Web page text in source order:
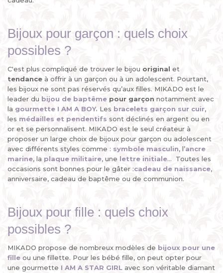
Bijoux pour garçon : quels choix
possibles ?
C'est plus compliqué de trouver le bijou original et
tendance à offrir à un garçon ou à un adolescent. Pourtant,
les bijoux ne sont pas réservés qu’aux filles. MIKADO est le
leader du bijou de baptême pour garçon notamment avec
la gourmette I AM A BOY. Les bracelets garçon sur cuir,
les médailles et pendentifs sont déclinés en argent ou en
or et se personnalisent. MIKADO est le seul créateur à
proposer un large choix de bijoux pour garçon ou adolescent
avec différents styles comme : symbole masculin, l’ancre
marine, la plaque militaire, une lettre initiale... Toutes les
occasions sont bonnes pour le gâter :cadeau de naissance,
anniversaire, cadeau de baptême ou de communion.
Bijoux pour fille : quels choix
possibles ?
MIKADO propose de nombreux modèles de bijoux pour une
fille ou une fillette. Pour les bébé fille, on peut opter pour
une gourmette I AM A STAR GIRL avec son véritable diamant